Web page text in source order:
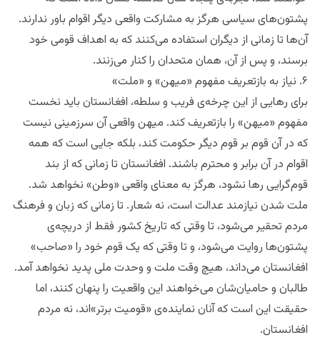
پشتون‌های سیاسی هرگز به مشارکت واقعی دیگر اقوام باور ندارند.
آن‌ها تا زمانی از دیگران استفاده می‌کنند که به اهداف قومی خود
برسند، و پس از آن، همان متحدان را کنار می‌زنند.
۶. نیاز به بازتعریف مفهوم «میهن» و «ملت»
برای رهایی از این چرخه‌ی فریب و سلطه، افغانستان باید نخست
مفهوم «میهن» را بازتعریف کند. میهن واقعی آن سرزمینی نیست
که در آن قوم بر قوم دیگر حکومت کند، بلکه جایی است که همه
اقوام در آن برابر و محترم باشند. افغانستان تا زمانی که از بند
قوم‌گرایی رها نشود، هرگز به معنای واقعی «وطن» نخواهد شد.
ملت شدن نیازمند عدالت است، نه شعار. تا زمانی که زبان و فرهنگ
مردم تحقیر می‌شود، تا وقتی که تاریخ کشور فقط از دریچه‌ی
پشتون‌ها روایت می‌شود، و تا وقتی که یک قوم خود را «صاحب»
افغانستان می‌داند، هیچ وقت ملت و وحدت ملی پدید نخواهد آمد.
طالبان و حامیان‌شان می‌خواهند این واقعیت را پنهان کنند، اما
حقیقت این است که آنان نماینده‌ی «قومیت برتر»اند، نه مردم
افغانستان.